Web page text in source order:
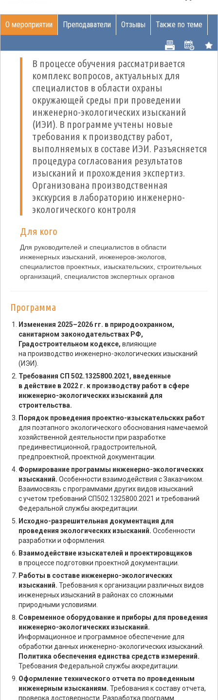
О мероприятии Преподаватели Отзывы Также по теме
В процессе обучения рассматривается
комплекс вопросов, актуальных для
специалистов в области охраны
окружающей среды при проведении
инженерно-экологических изысканий
(ИЭИ). В программе учтены новые
требования к производству работ,
выполняемых в составе ИЭИ. Разъясняется
процедура согласования результатов
изысканий и прохождения экспертиз.
Организована производственная
экскурсия в лабораторию инженерно-
экологического контроля
Для кого
Для руководителей и специалистов в области
инженерных изысканий, инженеров-экологов,
специалистов проектных, изыскательских, строительных
организаций, специалистов экспертных органов
Программа
Изменения 2025–2026 гг. в природоохранном,
санитарном законодательствах РФ,
Градостроительном кодексе, влияющие
на производство инженерно-экологических изысканий
(ИЭИ).
Требования СП 502.1325800.2021, введенные
в действие в 2022 г. к производству работ в сфере
инженерно-экологических изысканий для
строительства.
Порядок проведения проектно-изыскательских работ
для поэтапного экологического обоснования намечаемой
хозяйственной деятельности при разработке
прединвестиционной, градостроительной,
предпроектной, проектной документации.
Формирование программы инженерно-экологических
изысканий. Особенности взаимодействия с Заказчиком.
Взаимосвязь с программами других видов изысканий
с учетом требований СП502.1325800.2021 и требований
Федеральной службы аккредитации.
Исходно-разрешительная документация для
проведения экологических изысканий. Особенности
разработки и оформления.
Взаимодействие изыскателей и проектировщиков
в процессе подготовки проектной документации.
Работы в составе инженерно-экологических
изысканий. Требования к организации различных видов
инженерных изысканий в районах со сложными
природными условиями.
Современное оборудование и приборы для проведения
инженерно-экологических изысканий.
Информационное и программное обеспечение для
обработки данных инженерно-экологических изысканий.
Политика обеспечения единства средств измерений.
Требования Федеральной службы аккредитации.
Оформление технического отчета по проведенным
инженерным изысканиям. Требования к составу отчета,
проверка достоверности. Разработка программ